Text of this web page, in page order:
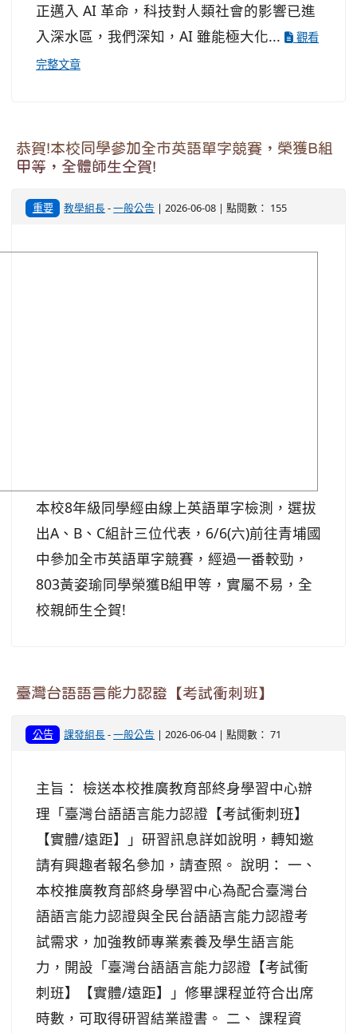
正邁入 AI 革命，科技對人類社會的影響已進
入深水區，我們深知，AI 雖能極大化...
觀看
完整文章
恭賀!本校同學參加全市英語單字競賽，榮獲B組
甲等，全體師生仝賀!
重要 教學組長-一般公告 | 2026-06-08 | 點閱數： 155
本校8年級同學經由線上英語單字檢測，選拔
出A、B、C組計三位代表，6/6(六)前往青埔國
中參加全市英語單字競賽，經過一番較勁，
803黃姿瑜同學榮獲B組甲等，實屬不易，全
校親師生仝賀!
臺灣台語語言能力認證【考試衝刺班】
公告 課發組長-一般公告 | 2026-06-04 | 點閱數： 71
主旨： 檢送本校推廣教育部終身學習中心辦
理「臺灣台語語言能力認證【考試衝刺班】
【實體/遠距】」研習訊息詳如說明，轉知邀
請有興趣者報名參加，請查照。 說明： 一、
本校推廣教育部終身學習中心為配合臺灣台
語語言能力認證與全民台語語言能力認證考
試需求，加強教師專業素養及學生語言能
力，開設「臺灣台語語言能力認證【考試衝
刺班】【實體/遠距】」修畢課程並符合出席
時數，可取得研習結業證書。 二、 課程資